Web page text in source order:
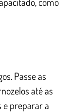
Passe as
até as
e preparar a